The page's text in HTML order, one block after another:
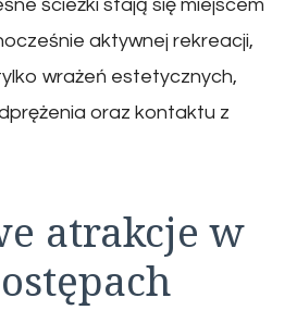
ścieżki stają się miejscem
aktywnej rekreacji,
wrażeń estetycznych,
oraz kontaktu z
atrakcje w